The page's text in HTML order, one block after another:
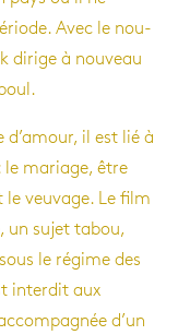
Avec le nou­
dirige à nou­veau
il est lié à
le mariage, être
veu­vage. Le film
un sujet tabou,
le régime des
inter­dit aux
d’un